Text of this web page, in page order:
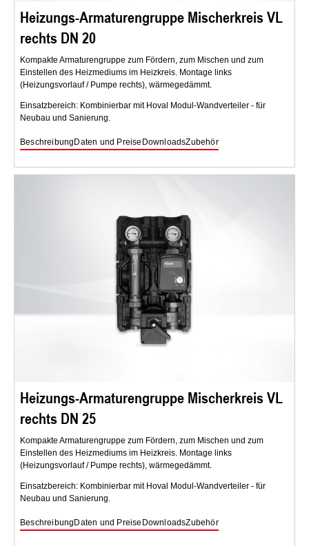
Heizungs-Armaturengruppe Mischerkreis VL
rechts DN 20
Kompakte Armaturengruppe zum Fördern, zum Mischen und zum
Einstellen des Heizmediums im Heizkreis. Montage links
(Heizungsvorlauf / Pumpe rechts), wärmegedämmt.
Einsatzbereich: Kombinierbar mit Hoval Modul-Wandverteiler - für
Neubau und Sanierung.
Beschreibung Daten und Preise DownloadsZubehör
Heizungs-Armaturengruppe Mischerkreis VL
rechts DN 25
Kompakte Armaturengruppe zum Fördern, zum Mischen und zum
Einstellen des Heizmediums im Heizkreis. Montage links
(Heizungsvorlauf / Pumpe rechts), wärmegedämmt.
Einsatzbereich: Kombinierbar mit Hoval Modul-Wandverteiler - für
Neubau und Sanierung.
Beschreibung Daten und Preise DownloadsZubehör